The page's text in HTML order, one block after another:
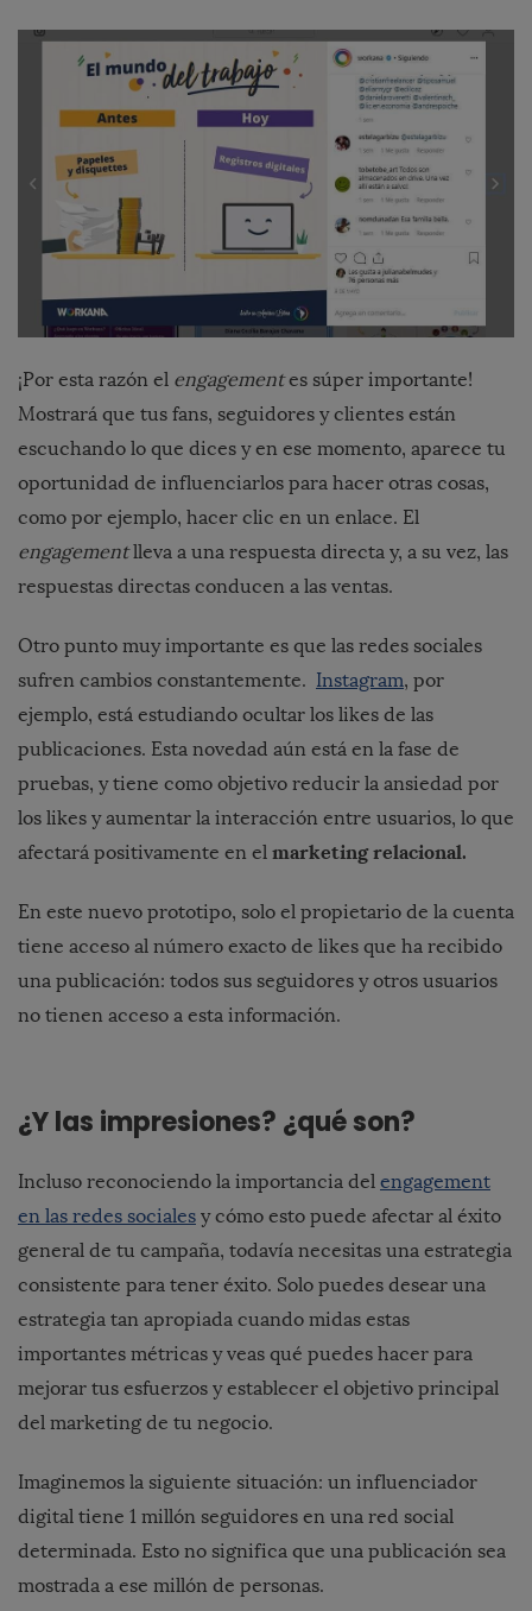
¡Por esta razón el engagementes súper importante!
Mostrará que tus fans, seguidores y clientes están
escuchando lo que dices y en ese momento, aparece tu
oportunidad de influenciarlos para hacer otras cosas,
como por ejemplo, hacer clic en un enlace. El
engagementlleva a una respuesta directa y, a su vez, las
respuestas directas conducen a las ventas.
Otro punto muy importante es que las redes sociales
sufren cambios constantemente. Instagram, por
ejemplo, está estudiando ocultar los likes de las
publicaciones. Esta novedad aún está en la fase de
pruebas, y tiene como objetivo reducir la ansiedad por
los likes y aumentar la interacción entre usuarios, lo que
afectará positivamente en el marketing relacional.
En este nuevo prototipo, solo el propietario de la cuenta
tiene acceso al número exacto de likes que ha recibido
una publicación: todos sus seguidores y otros usuarios
no tienen acceso a esta información.
¿Y las impresiones? ¿qué son?
Incluso reconociendo la importancia del engagement
en las redes sociales y cómo esto puede afectar al éxito
general de tu campaña, todavía necesitas una estrategia
consistente para tener éxito. Solo puedes desear una
estrategia tan apropiada cuando midas estas
importantes métricas y veas qué puedes hacer para
mejorar tus esfuerzos y establecer el objetivo principal
del marketing de tu negocio.
Imaginemos la siguiente situación: un influenciador
digital tiene 1 millón seguidores en una red social
determinada. Esto no significa que una publicación sea
mostrada a ese millón de personas.